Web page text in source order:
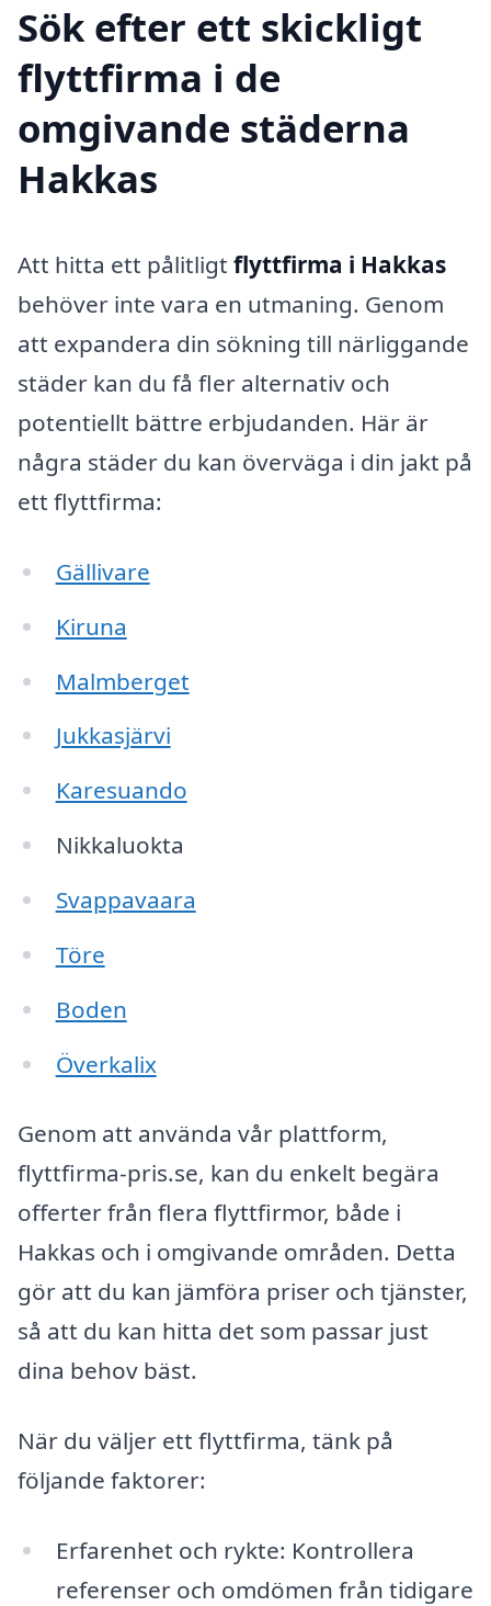
Sök efter ett skickligt
flyttfirma i de
omgivande städerna
Hakkas
Att hitta ett pålitligt flyttfirma i Hakkas
behöver inte vara en utmaning. Genom
att expandera din sökning till närliggande
städer kan du få fler alternativ och
potentiellt bättre erbjudanden. Här är
några städer du kan överväga i din jakt på
ett flyttfirma:
Gällivare
Kiruna
Malmberget
Jukkasjärvi
Karesuando
Nikkaluokta
Svappavaara
Töre
Boden
Överkalix
Genom att använda vår plattform,
flyttfirma-pris.se, kan du enkelt begära
offerter från flera flyttfirmor, både i
Hakkas och i omgivande områden. Detta
gör att du kan jämföra priser och tjänster,
så att du kan hitta det som passar just
dina behov bäst.
När du väljer ett flyttfirma, tänk på
följande faktorer:
Erfarenhet och rykte: Kontrollera
referenser och omdömen från tidigare